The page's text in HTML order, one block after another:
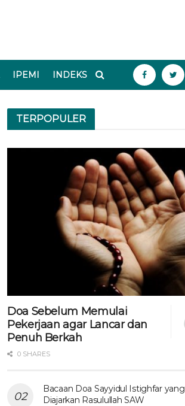
IPEMI INDEKS
TERPOPULER
Doa Sebelum Memulai
Pekerjaan agar Lancar dan
Penuh Berkah
0 SHARES
Bacaan Doa Sayyidul Istighfar yang
Diajarkan Rasulullah SAW